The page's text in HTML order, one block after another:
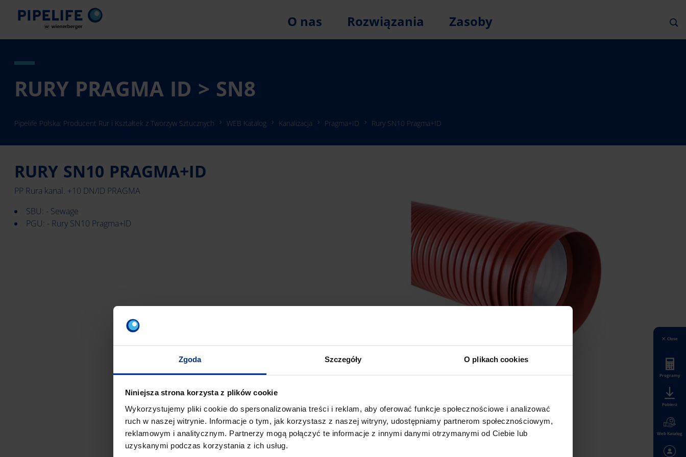
Zgoda Szczegóły O plikach cookies
Niniejsza strona korzysta z plików cookie
Wykorzystujemy pliki cookie do spersonalizowania treści i reklam, aby oferować funkcje społecznościowe i analizować
ruch w naszej witrynie. Informacje o tym, jak korzystasz z naszej witryny, udostępniamy partnerom społecznościowym,
reklamowym i analitycznym. Partnerzy mogą połączyć te informacje z innymi danymi otrzymanymi od Ciebie lub
uzyskanymi podczas korzystania z ich usług.
O nas Rozwiązania Zasoby
RURY PRAGMA ID > SN8
Pipelife Polska: Producent Rur i Kształtek z Tworzyw Sztucznych WEB Katalog Kanalizacja Pragma+ID Rury SN10 Pragma+ID
RURY SN10 PRAGMA+ID
PP Rura kanal. +10 DN/ID PRAGMA
SBU: - Sewage
PGU: - Rury SN10 Pragma+ID
Close
Programy
Pobierz
Web Katalog